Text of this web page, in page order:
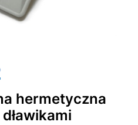
hermetyczna